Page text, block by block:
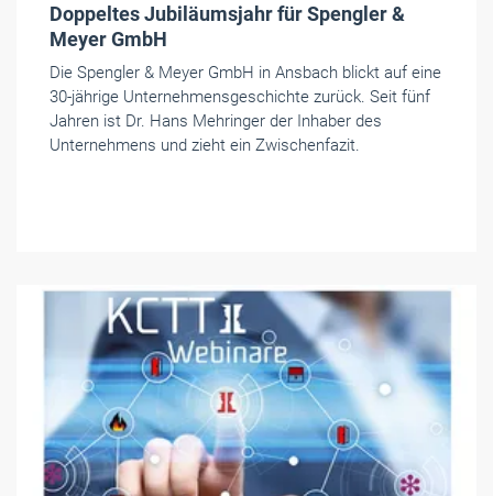
Doppeltes Jubiläumsjahr für Spengler &
Meyer GmbH
Die Spengler & Meyer GmbH in Ansbach blickt auf eine
30-jährige Unternehmensgeschichte zurück. Seit fünf
Jahren ist Dr. Hans Mehringer der Inhaber des
Unternehmens und zieht ein Zwischenfazit.